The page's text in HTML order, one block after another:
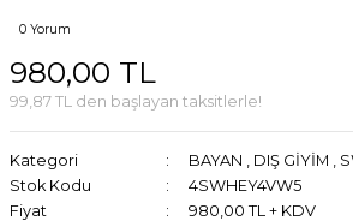
0 Yorum
980,00 TL
99,87 TL den başlayan taksitlerle!
Kategori BAYAN , DIŞ GİYİM ,
Stok Kodu
4SWHEY4VW5
Fiyat
980,00 TL + KDV